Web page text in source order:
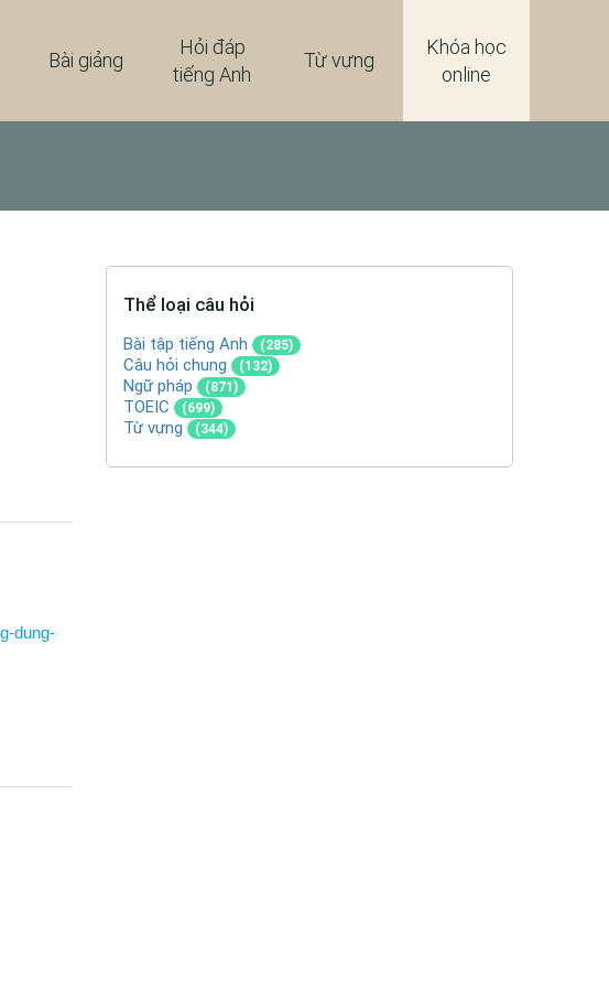
Khóa học
online
Từ vựng
Hỏi đáp
tiếng Anh
Bài giảng
dung-
Thể loại câu hỏi
Bài tập tiếng Anh (285)
Câu hỏi chung (132)
Ngữ pháp (871)
TOEIC (699)
Từ vựng (344)